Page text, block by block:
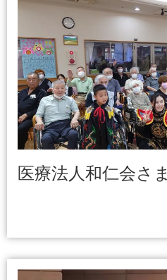
医療法人和仁会さま